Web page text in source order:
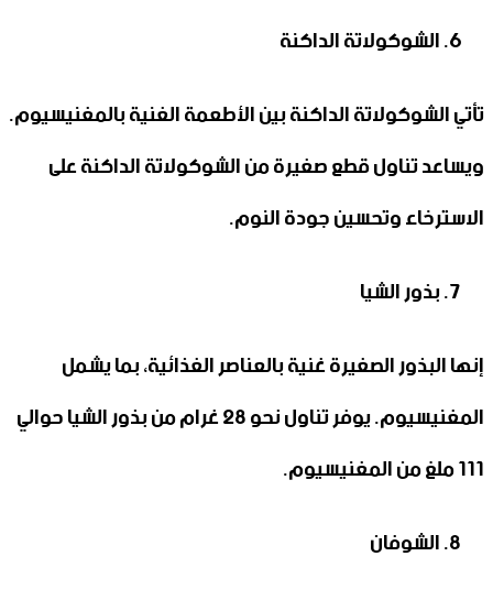
الشوكولاتة الداكنة
تأتي الشوكولاتة الداكنة بين الأطعمة الغنية بالمغنيسيوم.
ويساعد تناول قطع صغيرة من الشوكولاتة الداكنة على
الاسترخاء وتحسين جودة النوم.
بذور الشيا
إنها البذور الصغيرة غنية بالعناصر الغذائية، بما يشمل
المغنيسيوم. يوفر تناول نحو 28 غرام من بذور الشيا حوالي
111 ملغ من المغنيسيوم.
الشوفان